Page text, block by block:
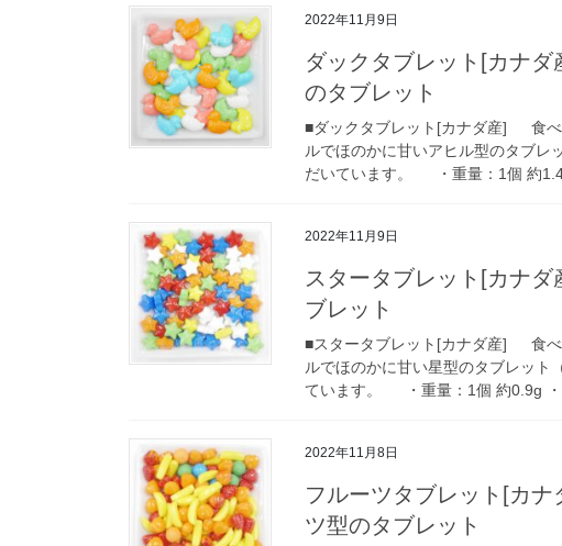
2022年11月9日
ダックタブレット[カナ
のタブレット
■ダックタブレット[カナダ産] 食べ
ルでほのかに甘いアヒル型のタブレ
だいています。 ・重量：1個 約
2022年11月9日
スタータブレット[カナ
ブレット
■スタータブレット[カナダ産] 食べ
ルでほのかに甘い星型のタブレット
ています。 ・重量：1個 約0.9g
2022年11月8日
フルーツタブレット[カ
ツ型のタブレット